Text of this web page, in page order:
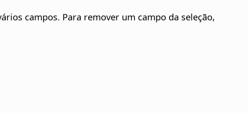
campos. Para remover um campo da seleção,